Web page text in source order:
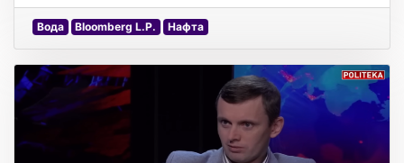
Вода Bloomberg L.P. Нафта